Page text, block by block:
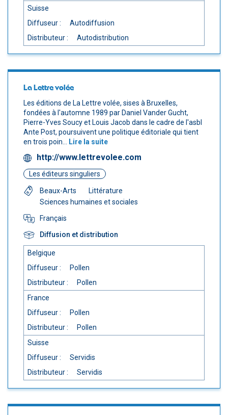
Suisse
Diffuseur :
Autodiffusion
Distributeur :
Autodistribution
La Lettre volée
Les éditions de La Lettre volée, sises à Bruxelles,
fondées à l'automne 1989 par Daniel Vander Gucht,
Pierre-Yves Soucy et Louis Jacob dans le cadre de l'asbl
Ante Post, poursuivent une politique éditoriale qui tient
en trois poin... Lire la suite
http://www.lettrevolee.com
Les éditeurs singuliers
Beaux-Arts
Littérature
Sciences humaines et sociales
Français
Diffusion et distribution
Belgique
Diffuseur :
Pollen
Distributeur :
Pollen
France
Diffuseur :
Pollen
Distributeur :
Pollen
Suisse
Diffuseur :
Servidis
Distributeur :
Servidis